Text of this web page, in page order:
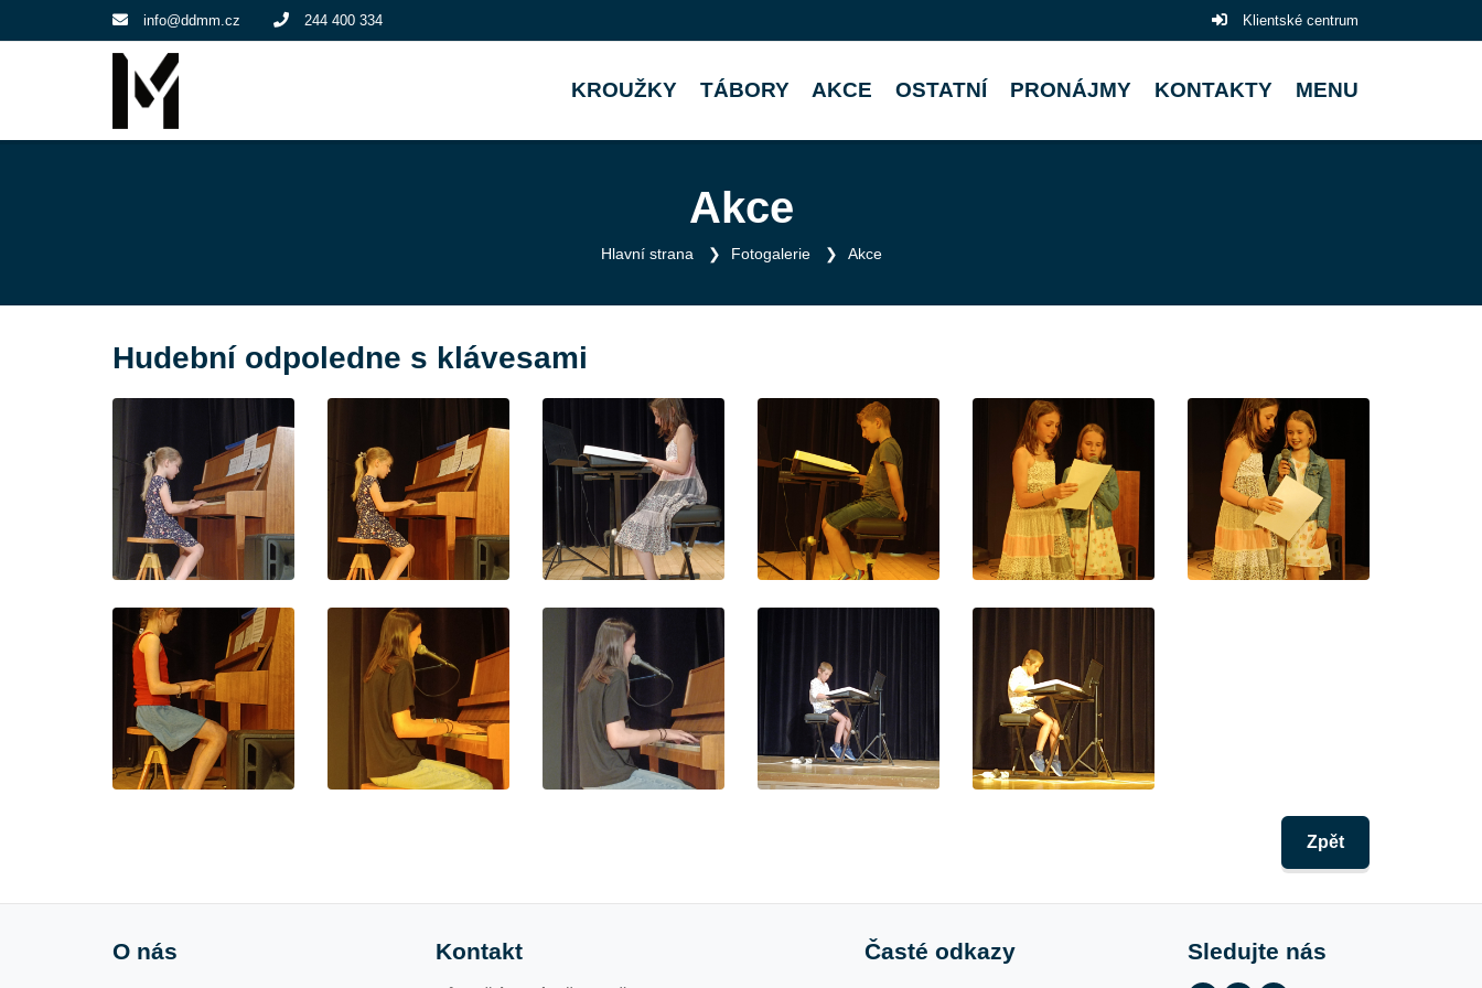
info@ddmm.cz 244 400 334 Klientské centrum
KROUŽKY TÁBORY AKCE OSTATNÍ PRONÁJMY KONTAKTY MENU
Akce
Hlavní strana Fotogalerie Akce
Hudební odpoledne s klávesami
Zpět
O nás Kontakt Časté odkazy Sledujte nás